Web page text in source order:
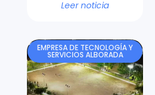
Leer noticia
EMPRESA DE TECNOLOGÍA Y
SERVICIOS ALBORADA